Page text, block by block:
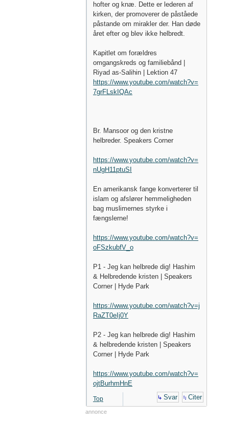
hofter og knæ. Dette er lederen af ​​
kirken, der promoverer de påståede
påstande om mirakler der. Han døde
året efter og blev ikke helbredt.
Kapitlet om forældres
omgangskreds og familiebånd |
Riyad as-Salihin | Lektion 47
https://www.youtube.com/watch?v=
7grFLskIQAc
Br. Mansoor og den kristne
helbreder. Speakers Corner
https://www.youtube.com/watch?v=
nUgH11ptuSI
En amerikansk fange konverterer til
islam og afslører hemmeligheden
bag muslimernes styrke i
fængslerne!
https://www.youtube.com/watch?v=
oFSzkubfV_o
P1 - Jeg kan helbrede dig! Hashim
& Helbredende kristen | Speakers
Corner | Hyde Park
https://www.youtube.com/watch?v=j
RaZT0eIj0Y
P2 - Jeg kan helbrede dig! Hashim
& helbredende kristen | Speakers
Corner | Hyde Park
https://www.youtube.com/watch?v=
ojtBurhmHnE
Top Svar Citer
annonce